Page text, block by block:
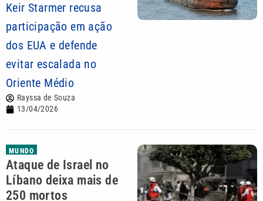
Keir Starmer recusa
participação em ação
dos EUA e defende
evitar escalada no
Oriente Médio
Rayssa de Souza
13/04/2026
MUNDO
Ataque de Israel no
Líbano deixa mais de
250 mortos